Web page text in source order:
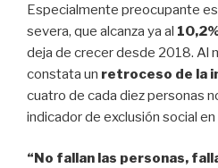
Especialmente preocupante
severa, que alcanza ya al
deja de crecer desde 2018. Al
constata un retroceso de la
cuatro de cada diez personas
indicador de exclusión social en
“No fallan las personas,